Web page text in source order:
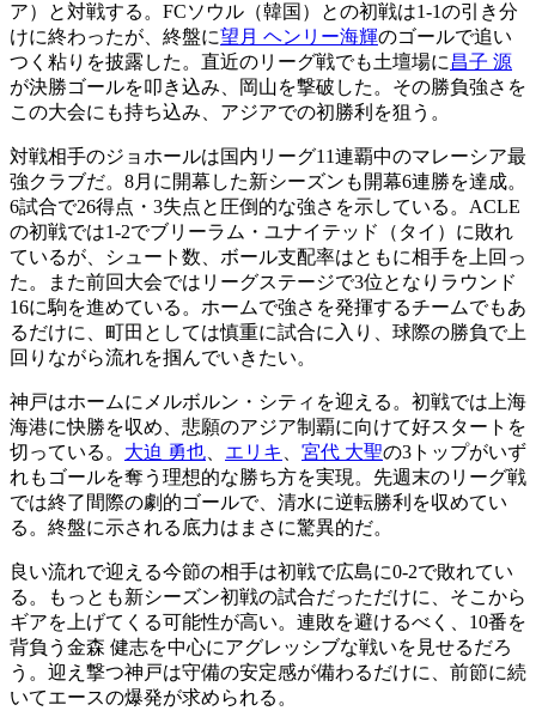
ア）と対戦する。FCソウル（韓国）との初戦は1-1の引き分
けに終わったが、終盤に望月 ヘンリー海輝のゴールで追い
つく粘りを披露した。直近のリーグ戦でも土壇場に 昌子 源
が決勝ゴールを叩き込み、岡山を撃破した。その勝負強さを
この大会にも持ち込み、アジアでの初勝利を狙う。
対戦相手のジョホールは国内リーグ11連覇中のマレーシア最
強クラブだ。8月に開幕した新シーズンも開幕6連勝を達成。
6試合で26得点・3失点と圧倒的な強さを示している。ACLE
の初戦では1-2でブリーラム・ユナイテッド（タイ）に敗れ
ているが、シュート数、ボール支配率はともに相手を上回っ
た。また前回大会ではリーグステージで3位となりラウンド
16に駒を進めている。ホームで強さを発揮するチームでもあ
るだけに、町田としては慎重に試合に入り、球際の勝負で上
回りながら流れを掴んでいきたい。
神戸はホームにメルボルン・シティを迎える。初戦では上海
海港に快勝を収め、悲願のアジア制覇に向けて好スタートを
切っている。 大迫 勇也 エリキ 宮代 大聖の3トップがいず
れもゴールを奪う理想的な勝ち方を実現。先週末のリーグ戦
では終了間際の劇的ゴールで、清水に逆転勝利を収めてい
る。終盤に示される底力はまさに驚異的だ。
良い流れで迎える今節の相手は初戦で広島に0-2で敗れてい
る。もっとも新シーズン初戦の試合だっただけに、そこから
ギアを上げてくる可能性が高い。連敗を避けるべく、10番を
背負う金森 健志を中心にアグレッシブな戦いを見せるだろ
う。迎え撃つ神戸は守備の安定感が備わるだけに、前節に続
いてエースの爆発が求められる。